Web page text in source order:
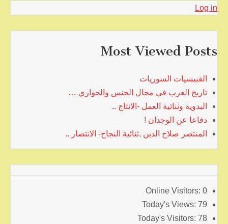
Log in
Most Viewed Posts
القبيسيات السوريات
تاريخ العرب في مجال الجنس والجواري …
البدوية وثنائية العمل -الانتاج ..
دفاعا عن الوجدان !
المنتصر صلاح الدين ,ثنائية النجاح- الانتصار ..
Online Visitors: 0
Today's Views: 79
Today's Visitors: 78